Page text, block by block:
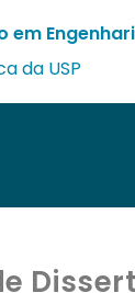
em
da USP